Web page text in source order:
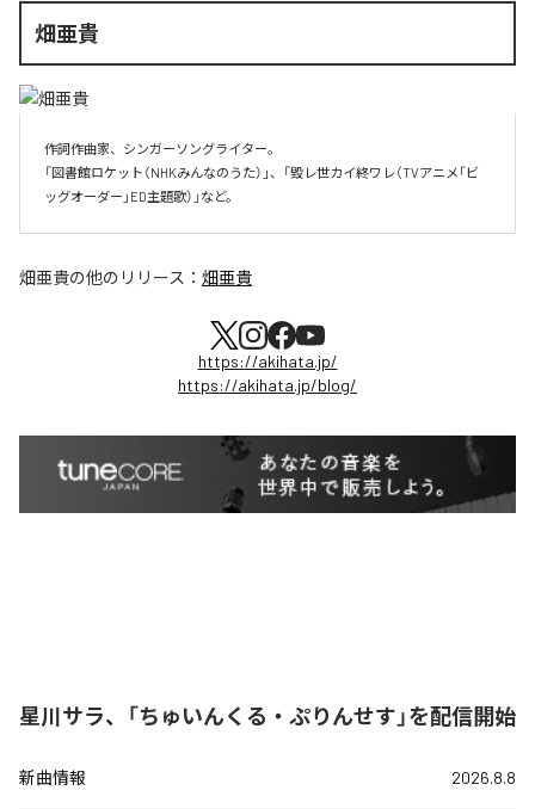
畑亜貴
作詞作曲家、シンガーソングライター。
「図書館ロケット（NHKみんなのうた）」、「毀レ世カイ終ワレ（TVアニメ「ビ
ッグオーダー」ED主題歌）」など。
畑亜貴の他のリリース： 畑亜貴
https://akihata.jp/
https://akihata.jp/blog/
星川サラ、「ちゅいんくる・ぷりんせす」を配信開始
新曲情報 2026.8.8